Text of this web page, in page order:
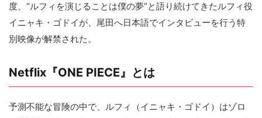
度、“ルフィを演じることは僕の夢”と語り続けてきたルフィ役
イニャキ・ゴドイが、尾田へ日本語でインタビューを行う特
別映像が解禁された。
Netflix『ONE PIECE』とは
予測不能な冒険の中で、ルフィ（イニャキ・ゴドイ）はゾロ